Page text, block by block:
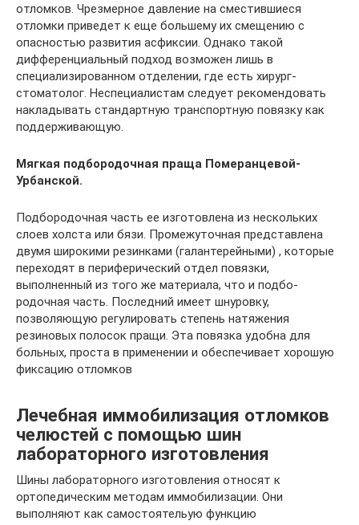
отломков. Чрезмерное давление на сместившиеся
отломки приведет к еще большему их смещению с
опасностью развития асфиксии. Однако такой
дифференциальный подход возможен лишь в
специализированном отделении, где есть хи­рург-
стоматолог. Неспециалистам следует рекомендовать
накла­дывать стандартную транспортную повязку как
поддерживаю­щую.
Мягкая подбородочная праща Померанцевой-
Урбанской.
Подбородочная часть ее изготовлена из нескольких
слоев холста или бязи. Промежуточная представлена
двумя широкими резин­ками (галантерейными) , которые
переходят в периферический отдел повязки,
выполненный из того же материала, что и подбо­
родочная часть. Последний имеет шнуровку,
позволяющую ре­гулировать степень натяжения
резиновых полосок пращи. Эта повязка удобна для
больных, проста в применении и обеспечива­ет хорошую
фиксацию отломков
Лечебная иммобилизация отломков
челюстей с помощью шин
лабораторного изготовления
Шины лабораторного изготовления относят к
ортопедическим методам иммобилизации. Они
выполняют как самостоятельую функцию